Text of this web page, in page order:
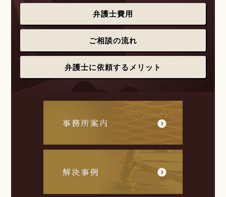
弁護士費用
ご相談の流れ
弁護士に依頼するメリット